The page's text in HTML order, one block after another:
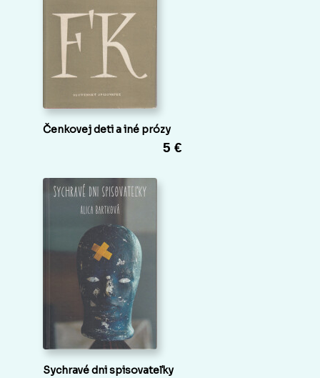
Čenkovej deti a iné prózy
5 €
Sychravé dni spisovateľky